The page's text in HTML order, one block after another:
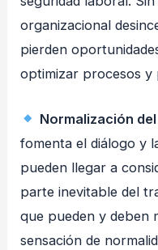
organizacional
pierden
optimizar procesos y
Normalización
fomenta el diálogo y
pueden llegar a
parte inevitable del
que pueden y deben
sensación de